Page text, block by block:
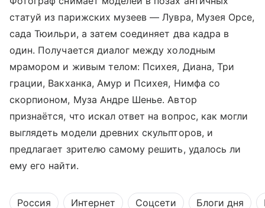
статуй из парижских музеев — Лувра, Музея Орсе,
сада Тюильри, а затем соединяет два кадра в
один. Получается диалог между холодным
мрамором и живым телом: Психея, Диана, Три
грации, Вакханка, Амур и Психея, Нимфа со
скорпионом, Муза Андре Шенье. Автор
признаётся, что искал ответ на вопрос, как могли
выглядеть модели древних скульпторов, и
предлагает зрителю самому решить, удалось ли
ему его найти.
Россия Интернет Соцсети Блоги дня